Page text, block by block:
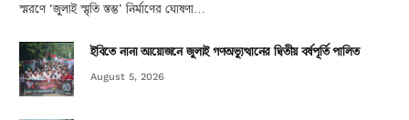
স্মরণে ‘জুলাই স্মৃতি স্তম্ভ’ নির্মাণের ঘোষণা…
ইবিতে নানা আয়োজনে জুলাই গণঅভ্যুত্থানের দ্বিতীয় বর্ষপূর্তি পালিত
August 5, 2026